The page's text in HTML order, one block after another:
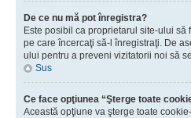
De ce nu mă pot înregistra?
Este posibil ca proprietarul site-ului
pe care încercaţi să-l înregistraţi. De
ului pentru a preveni vizitatorii noi să
Sus
Ce face opţiunea “Şterge toate
Această opţiune va şterge toate